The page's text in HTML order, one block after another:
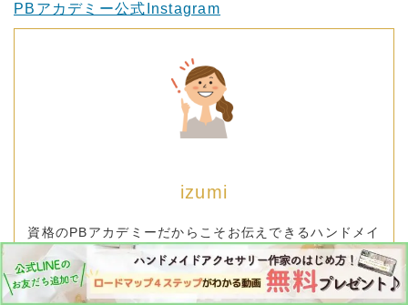
PBアカデミー公式Instagram
izumi
資格のPBアカデミーだからこそお伝えできるハンドメイ
ド・美容に関するお役立ち情報「ハウツー」
「ノウハウ」を初心者の方でもわかりやすくご紹介して
います！